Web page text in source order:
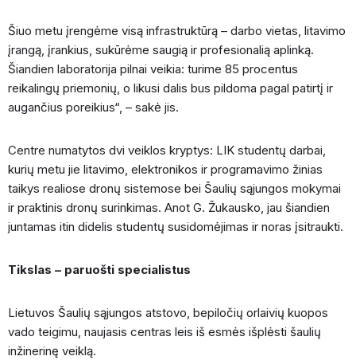
Šiuo metu įrengėme visą infrastruktūrą – darbo vietas, litavimo
įrangą, įrankius, sukūrėme saugią ir profesionalią aplinką.
Šiandien laboratorija pilnai veikia: turime 85 procentus
reikalingų priemonių, o likusi dalis bus pildoma pagal patirtį ir
augančius poreikius“, – sakė jis.
Centre numatytos dvi veiklos kryptys: LIK studentų darbai,
kurių metu jie litavimo, elektronikos ir programavimo žinias
taikys realiose dronų sistemose bei Šaulių sąjungos mokymai
ir praktinis dronų surinkimas. Anot G. Žukausko, jau šiandien
juntamas itin didelis studentų susidomėjimas ir noras įsitraukti.
Tikslas – paruošti specialistus
Lietuvos Šaulių sąjungos atstovo, bepiločių orlaivių kuopos
vado teigimu, naujasis centras leis iš esmės išplėsti šaulių
inžinerinę veiklą.